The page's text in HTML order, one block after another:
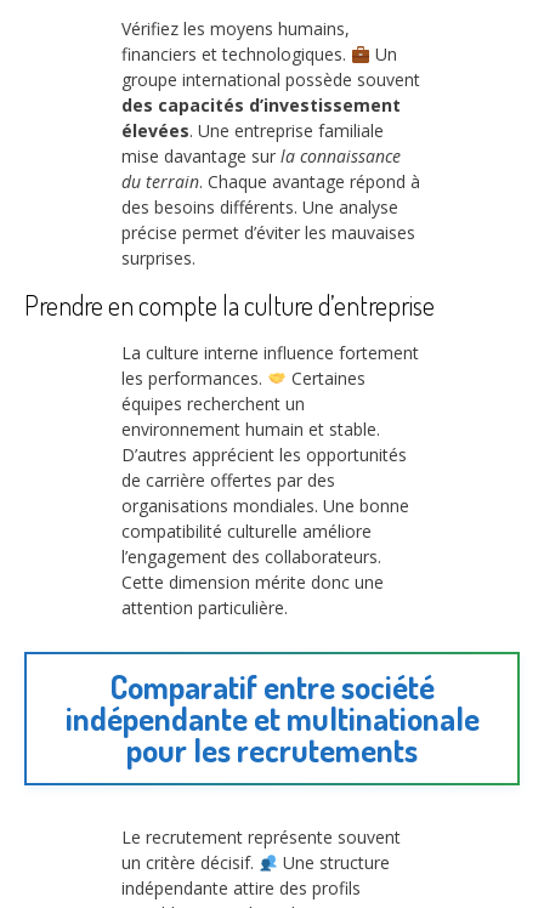
Vérifiez les moyens humains,
financiers et technologiques.
Un
groupe international possède souvent
des capacités d’investissement
élevées. Une entreprise familiale
mise davantage sur la connaissance
du terrain. Chaque avantage répond à
des besoins différents. Une analyse
précise permet d’éviter les mauvaises
surprises.
Prendre en compte la culture d’entreprise
La culture interne influence fortement
les performances.
Certaines
équipes recherchent un
environnement humain et stable.
D’autres apprécient les opportunités
de carrière offertes par des
organisations mondiales. Une bonne
compatibilité culturelle améliore
l’engagement des collaborateurs.
Cette dimension mérite donc une
attention particulière.
Comparatif entre société
indépendante et multinationale
pour les recrutements
Le recrutement représente souvent
un critère décisif.
Une structure
indépendante attire des profils